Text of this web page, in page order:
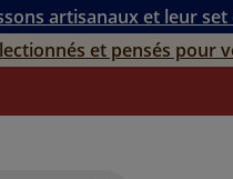
artisanaux et leur
et pensés pour